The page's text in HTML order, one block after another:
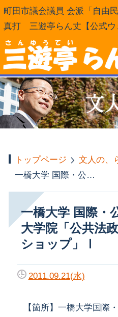
町田市議会議員 会派「自由
真打 三遊亭らん丈【公式ウ
トップページ 文人の、
一橋大学 国際・公共政策大学院「公共法政ワークショップ」Ⅰ
一橋大学 国際・公共政策
大学院「公共法
ショップ」Ⅰ
2011.09.21(水)
【箇所】一橋大学国際